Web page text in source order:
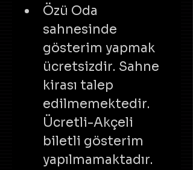
Özü Oda
sahnesinde
gösterim yapmak
ücretsizdir. Sahne
kirası talep
edilmemektedir.
Ücretli-Akçeli
biletli gösterim
yapılmamaktadır.